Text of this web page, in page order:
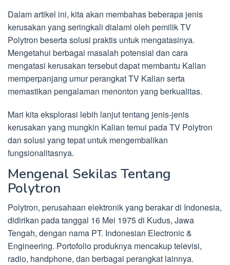
Dalam artikel ini, kita akan membahas beberapa jenis
kerusakan yang seringkali dialami oleh pemilik TV
Polytron beserta solusi praktis untuk mengatasinya.
Mengetahui berbagai masalah potensial dan cara
mengatasi kerusakan tersebut dapat membantu Kalian
memperpanjang umur perangkat TV Kalian serta
memastikan pengalaman menonton yang berkualitas.
Mari kita eksplorasi lebih lanjut tentang jenis-jenis
kerusakan yang mungkin Kalian temui pada TV Polytron
dan solusi yang tepat untuk mengembalikan
fungsionalitasnya.
Mengenal Sekilas Tentang
Polytron
Polytron, perusahaan elektronik yang berakar di Indonesia,
didirikan pada tanggal 16 Mei 1975 di Kudus, Jawa
Tengah, dengan nama PT. Indonesian Electronic &
Engineering. Portofolio produknya mencakup televisi,
radio, handphone, dan berbagai perangkat lainnya.